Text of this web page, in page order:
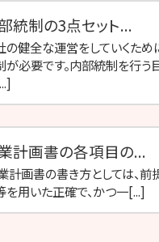
統制の3点セット...
の健全な運営をしていくため
が必要です。内部統制を行う
計画書の各項目の...
計画書の書き方としては、前
を用いた正確で、かつ一[...]